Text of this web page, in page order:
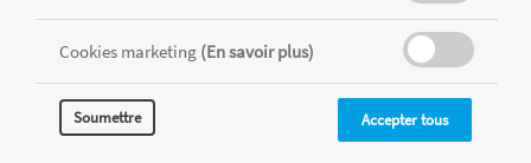
Cookies marketing (En savoir plus)
Soumettre Accepter tous
MENTIONS LÉGALES CONDITIONS GÉNÉRALES